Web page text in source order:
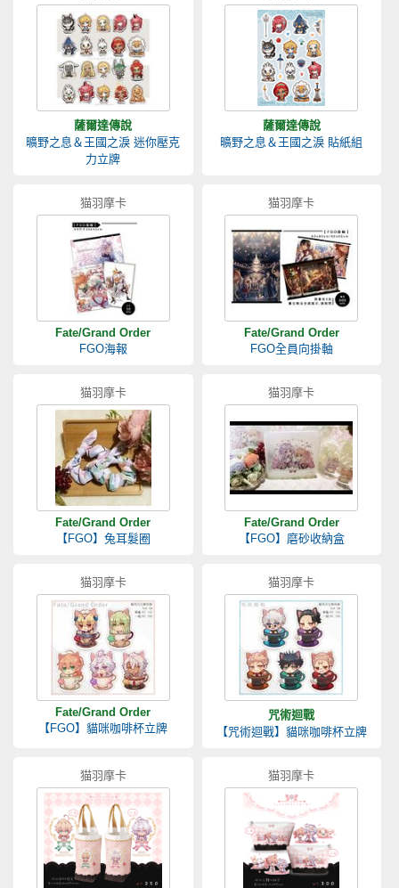
薩爾達傳說
曠野之息＆王國之淚 迷你壓克
力立牌
薩爾達傳說
曠野之息＆王國之淚 貼紙組
猫羽摩卡
Fate/Grand Order
FGO海報
猫羽摩卡
Fate/Grand Order
FGO全員向掛軸
猫羽摩卡
Fate/Grand Order
【FGO】兔耳髮圈
猫羽摩卡
Fate/Grand Order
【FGO】磨砂收納盒
猫羽摩卡
Fate/Grand Order
【FGO】貓咪咖啡杯立牌
猫羽摩卡
咒術迴戰
【咒術迴戰】貓咪咖啡杯立牌
猫羽摩卡 猫羽摩卡